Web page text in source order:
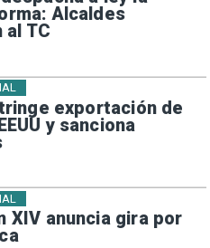
Alcaldes
TC
exportación de
y sanciona
XIV anuncia gira por